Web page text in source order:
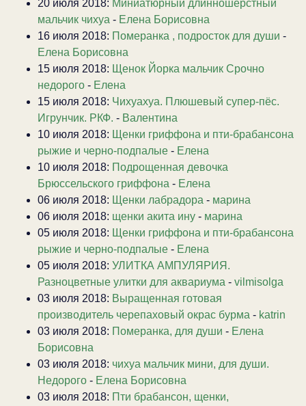
20 июля 2018: Миниатюрный длинношерстный
мальчик чихуа - Елена Борисовна
16 июля 2018: Померанка , подросток для души -
Елена Борисовна
15 июля 2018: Щенок Йорка мальчик Срочно
недорого - Елена
15 июля 2018: Чихуахуа. Плюшевый супер-пёс.
Игрунчик. РКФ. - Валентина
10 июля 2018: Щенки гриффона и пти-брабансона
рыжие и черно-подпалые - Елена
10 июля 2018: Подрощенная девочка
Брюссельского гриффона - Елена
06 июля 2018: Щенки лабрадора - марина
06 июля 2018: щенки акита ину - марина
05 июля 2018: Щенки гриффона и пти-брабансона
рыжие и черно-подпалые - Елена
05 июля 2018: УЛИТКА АМПУЛЯРИЯ.
Разноцветные улитки для аквариума - vilmisolga
03 июля 2018: Выращенная готовая
производитель черепаховый окрас бурма - katrin
03 июля 2018: Померанка, для души - Елена
Борисовна
03 июля 2018: чихуа мальчик мини, для души.
Недорого - Елена Борисовна
03 июля 2018: Пти брабансон, щенки,